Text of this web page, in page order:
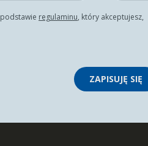
regulaminu, który akceptujesz,
ZAPISUJĘ SIĘ